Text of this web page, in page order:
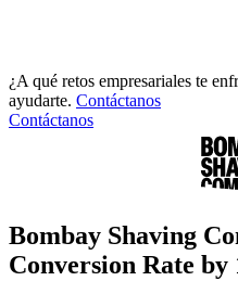
¿A qué retos empresariales te
ayudarte. Contáctanos
Contáctanos
Bombay Shaving
Conversion Rate